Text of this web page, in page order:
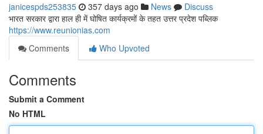
janicespds253835 357 days ago News
Discuss
भारत सरकार द्वारा हाल ही में घोषित कार्यक्रमों के तहत उत्तर प्रदेश पब्लिक
https://www.reunionias.com
Comments
Who Upvoted
Comments
Submit a Comment
No HTML